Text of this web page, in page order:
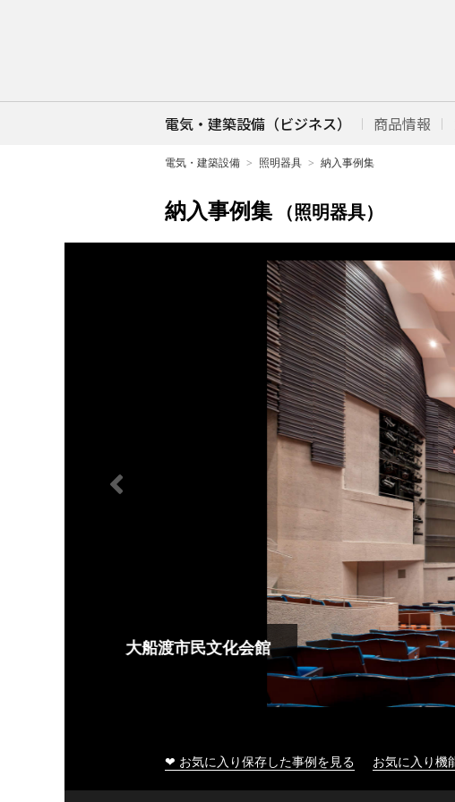
電気・建築設備（ビジネス） 商品情報
電気・建築設備 照明器具 納入事例集
納入事例集 （照明器具）
大船渡市民文化会館
❤ お気に入り保存した事例を見る お気に入り機